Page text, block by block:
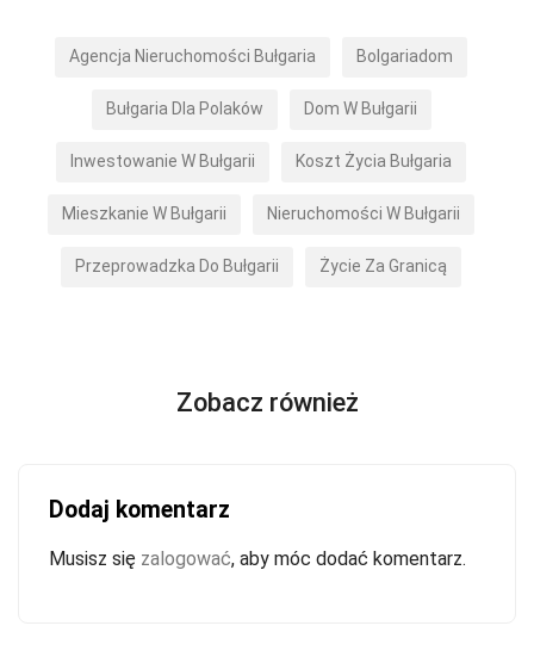
Agencja Nieruchomości Bułgaria Bolgariadom
Bułgaria Dla Polaków Dom W Bułgarii
Inwestowanie W Bułgarii Koszt Życia Bułgaria
Mieszkanie W Bułgarii Nieruchomości W Bułgarii
Przeprowadzka Do Bułgarii Życie Za Granicą
Zobacz również
Dodaj komentarz
Musisz się zalogować, aby móc dodać komentarz.